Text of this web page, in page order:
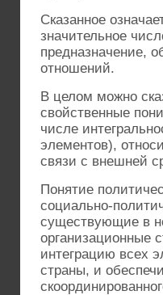
Сказанное
значительное
предназначение,
отношений.
В целом можно
свойственные
числе
элементов),
связи с внешней
Понятие
социально-
существующие в
организационные
интеграцию всех
страны, и